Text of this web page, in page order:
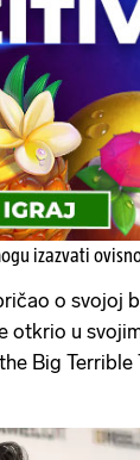
izazvati
o svojoj
otkrio u
Big Terrible